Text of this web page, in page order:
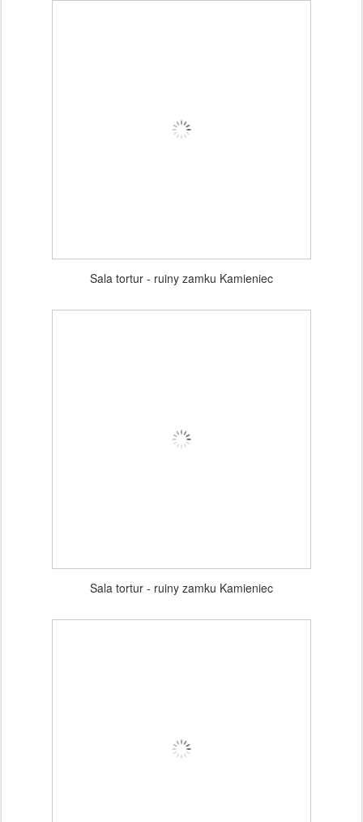
Sala tortur - ruiny zamku Kamieniec
Sala tortur - ruiny zamku Kamieniec